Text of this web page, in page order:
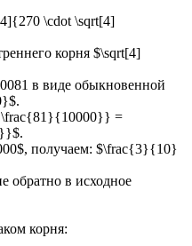
\cdot \sqrt[4]
корня $\sqrt[4]
в виде обыкновенной
=
получаем: $\frac{3}{10}
обратно в исходное
корня: